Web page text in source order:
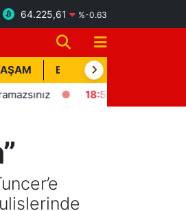
64.225,61 %-0.63
BİK İLAN
18:57 Erdemli'de Deprem!